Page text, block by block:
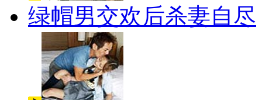
绿帽男交欢后杀妻自尽